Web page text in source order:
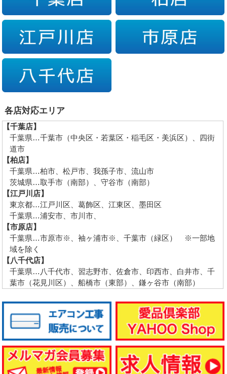
各店対応エリア
【千葉店】
千葉県…千葉市（中央区・若葉区・稲毛区・美浜区）、四街
道市
【柏店】
千葉県…柏市、松戸市、我孫子市、流山市
茨城県…取手市（南部）、守谷市（南部）
【江戸川店】
東京都…江戸川区、葛飾区、江東区、墨田区
千葉県…浦安市、市川市、
【市原店】
千葉県…市原市※、袖ヶ浦市※、千葉市（緑区） ※一部地
域を除く
【八千代店】
千葉県…八千代市、習志野市、佐倉市、印西市、白井市、千
葉市（花見川区）、船橋市（東部）、鎌ヶ谷市（南部）